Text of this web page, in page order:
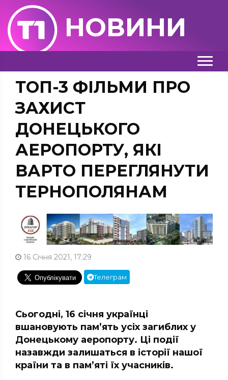
НОВИНИ
ТОП-3 ФІЛЬМИ ПРО
ЗАХИСТ
ДОНЕЦЬКОГО
АЕРОПОРТУ, ЯКІ
ВАРТО ПЕРЕГЛЯНУТИ
ТЕРНОПОЛЯНАМ
16 Січня 2021, 17:29
Телеграм
Сьогодні, 16 січня українці
вшановують пам’ять усіх загиблих у
Донецькому аеропорту. Ці події
назавжди залишаться в історії нашої
країни та в пам’яті їх учасників.